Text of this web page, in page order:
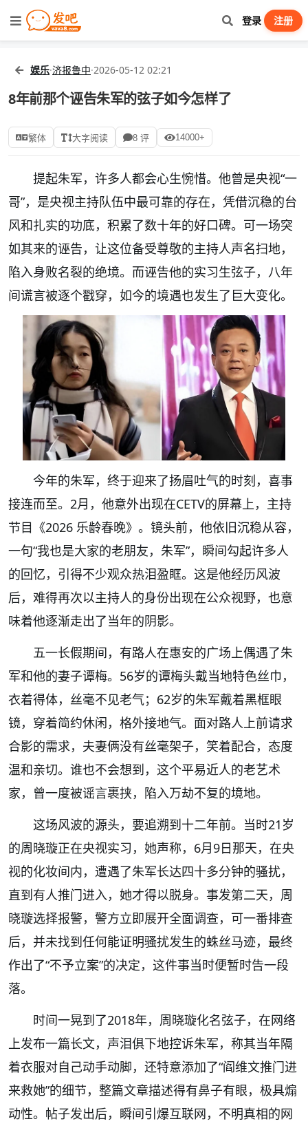
登录 注册
娱乐·济报鲁中·2026-05-12 02:21
8年前那个诬告朱军的弦子如今怎样了
繁体 大字阅读 8 评 14000+
提起朱军，许多人都会心生惋惜。他曾是央视“一
哥”，是央视主持队伍中最可靠的存在，凭借沉稳的台
风和扎实的功底，积累了数十年的好口碑。可一场突
如其来的诬告，让这位备受尊敬的主持人声名扫地，
陷入身败名裂的绝境。而诬告他的实习生弦子，八年
间谎言被逐个戳穿，如今的境遇也发生了巨大变化。
今年的朱军，终于迎来了扬眉吐气的时刻，喜事
接连而至。2月，他意外出现在CETV的屏幕上，主持
节目《2026 乐龄春晚》。镜头前，他依旧沉稳从容，
一句“我也是大家的老朋友，朱军”，瞬间勾起许多人
的回忆，引得不少观众热泪盈眶。这是他经历风波
后，难得再次以主持人的身份出现在公众视野，也意
味着他逐渐走出了当年的阴影。
五一长假期间，有路人在惠安的广场上偶遇了朱
军和他的妻子谭梅。56岁的谭梅头戴当地特色丝巾，
衣着得体，丝毫不见老气；62岁的朱军戴着黑框眼
镜，穿着简约休闲，格外接地气。面对路人上前请求
合影的需求，夫妻俩没有丝毫架子，笑着配合，态度
温和亲切。谁也不会想到，这个平易近人的老艺术
家，曾一度被谣言裹挟，陷入万劫不复的境地。
这场风波的源头，要追溯到十二年前。当时21岁
的周晓璇正在央视实习，她声称，6月9日那天，在央
视的化妆间内，遭遇了朱军长达四十多分钟的骚扰，
直到有人推门进入，她才得以脱身。事发第二天，周
晓璇选择报警，警方立即展开全面调查，可一番排查
后，并未找到任何能证明骚扰发生的蛛丝马迹，最终
作出了“不予立案”的决定，这件事当时便暂时告一段
落。
时间一晃到了2018年，周晓璇化名弦子，在网络
上发布一篇长文，声泪俱下地控诉朱军，称其当年隔
着衣服对自己动手动脚，还特意添加了“阎维文推门进
来救她”的细节，整篇文章描述得有鼻子有眼，极具煽
动性。帖子发出后，瞬间引爆互联网，不明真相的网